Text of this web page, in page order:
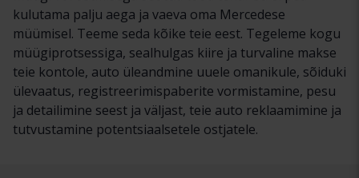
kulutama palju aega ja vaeva oma Mercedese
müümisel. Teeme seda kõike teie eest. Tegeleme kogu
müügiprotsessiga, sealhulgas kiire ja turvaline makse
teie kontole, auto üleandmine uuele omanikule, sõiduki
ülevaatus, registreerimispaberite vormistamine, pesu
ja detailimine seest ja väljast, teie auto reklaamimine ja
tutvustamine potentsiaalsetele ostjatele.